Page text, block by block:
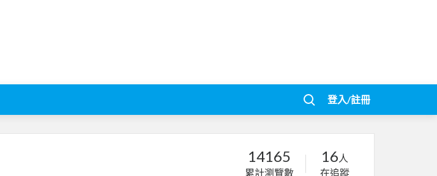
登入/註冊
14165
累計瀏覽數
16 人
在追蹤